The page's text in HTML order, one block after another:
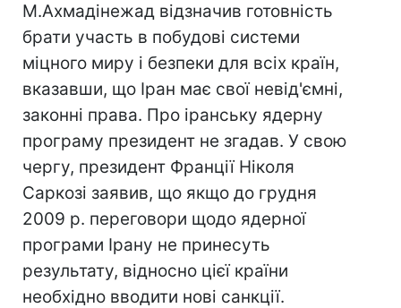
М.Ахмадінежад відзначив готовність
брати участь в побудові системи
міцного миру і безпеки для всіх країн,
вказавши, що Іран має свої невід'ємні,
законні права. Про іранську ядерну
програму президент не згадав. У свою
чергу, президент Франції Ніколя
Саркозі заявив, що якщо до грудня
2009 р. переговори щодо ядерної
програми Ірану не принесуть
результату, відносно цієї країни
необхідно вводити нові санкції.